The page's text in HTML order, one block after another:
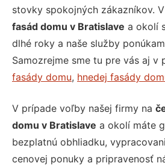
stovky spokojných zákazníkov.
fasád domu v Bratislave a okolí
dlhé roky a naše služby
Samozrejme sme tu pre vás aj v
fasády domu, hnedej fasády
V prípade voľby našej firmy na
domu v Bratislave a okolí máte
bezplatnú obhliadku,
cenovej ponuky a pripravenosť